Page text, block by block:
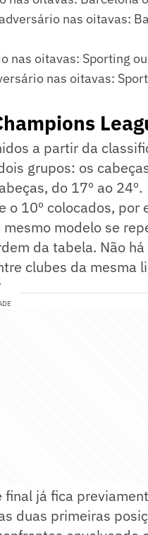
nas oitavas:
nas oitavas: Sporting
nas oitavas:
a partir da
grupos: os
do 17º ao 24º.
o 10º colocados, por
modelo se
da tabela. Não
clubes da mesma
já fica
duas primeiras